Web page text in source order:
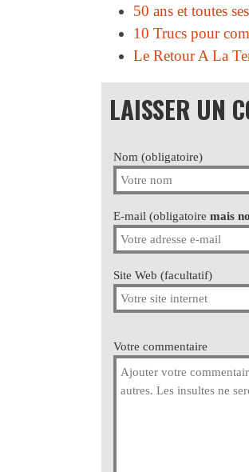
50 ans et toutes
10 Trucs pour
Le Retour A La
LAISSER UN
Nom (obligatoire)
E-mail (obligatoire mais
Site Web (facultatif)
Votre commentaire